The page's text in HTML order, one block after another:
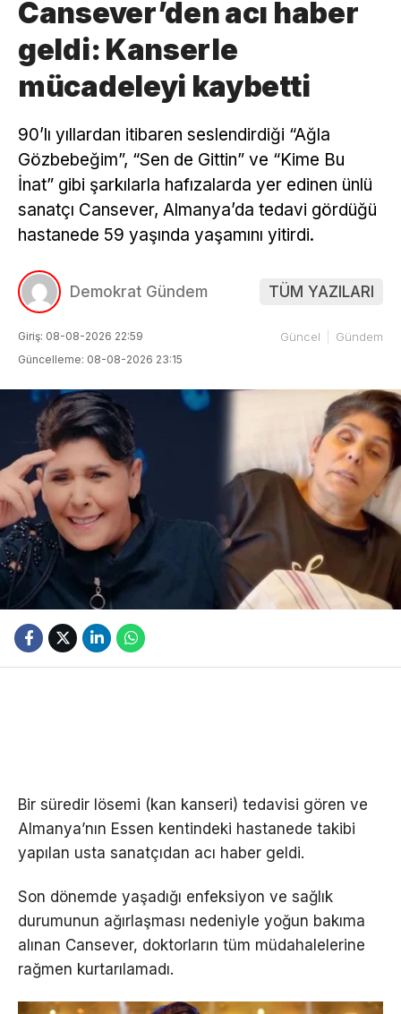
Cansever’den acı haber
geldi: Kanserle
mücadeleyi kaybetti
90’lı yıllardan itibaren seslendirdiği “Ağla
Gözbebeğim”, “Sen de Gittin” ve “Kime Bu
İnat” gibi şarkılarla hafızalarda yer edinen ünlü
sanatçı Cansever, Almanya’da tedavi gördüğü
hastanede 59 yaşında yaşamını yitirdi.
Demokrat Gündem TÜM YAZILARI
Giriş: 08-08-2026 22:59
Güncelleme: 08-08-2026 23:15
Güncel Gündem
Bir süredir lösemi (kan kanseri) tedavisi gören ve
Almanya’nın Essen kentindeki hastanede takibi
yapılan usta sanatçıdan acı haber geldi.
Son dönemde yaşadığı enfeksiyon ve sağlık
durumunun ağırlaşması nedeniyle yoğun bakıma
alınan Cansever, doktorların tüm müdahalelerine
rağmen kurtarılamadı.